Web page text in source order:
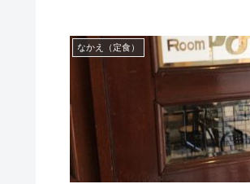
なかえ（定食）